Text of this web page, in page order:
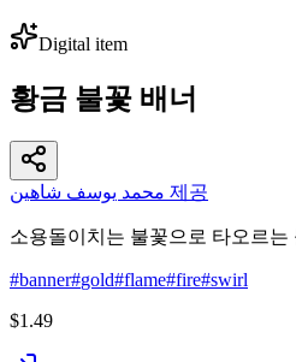
Digital item
황금 불꽃 배너
محمد يوسف شاهين 제공
소용돌이치는 불꽃으로 타오르는
#banner#gold#flame#fire#swirl
$1.49